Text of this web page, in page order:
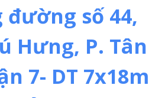
số 44,
Hưng, P. Tân
7- DT 7x18m